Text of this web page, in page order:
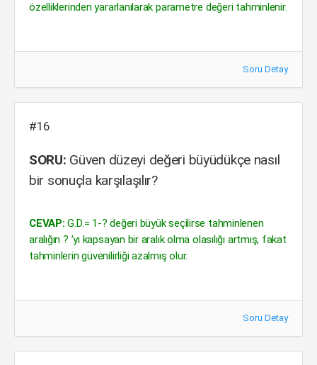
özelliklerinden yararlanılarak parametre değeri tahminlenir.
Soru Detay
#16
SORU: Güven düzeyi değeri büyüdükçe nasıl
bir sonuçla karşılaşılır?
CEVAP: G.D.= 1-? değeri büyük seçilirse tahminlenen
aralığın ? ’yı kapsayan bir aralık olma olasılığı artmış, fakat
tahminlerin güvenilirliği azalmış olur.
Soru Detay